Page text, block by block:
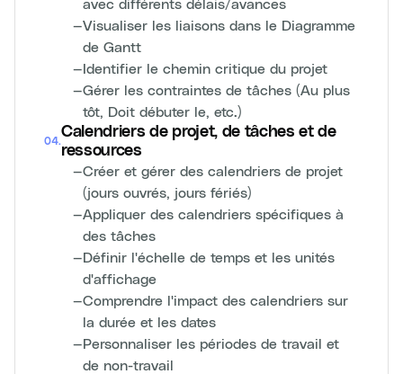
—Visualiser les liaisons dans le Diagramme
de Gantt
—Identifier le chemin critique du projet
—Gérer les contraintes de tâches (Au plus
tôt, Doit débuter le, etc.)
04.
Calendriers de projet, de tâches et de
ressources
—Créer et gérer des calendriers de projet
(jours ouvrés, jours fériés)
—Appliquer des calendriers spécifiques à
des tâches
—Définir l'échelle de temps et les unités
d'affichage
—Comprendre l'impact des calendriers sur
la durée et les dates
—Personnaliser les périodes de travail et
de non-travail